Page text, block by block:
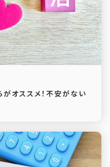
がオススメ！不安がない